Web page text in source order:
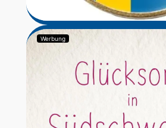
Werbung